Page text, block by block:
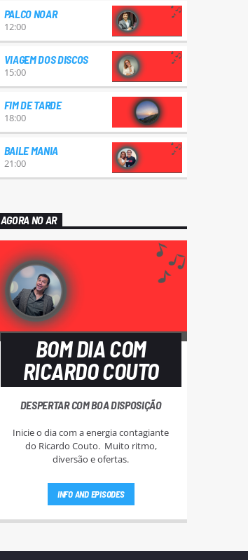
PALCO NOAR
12:00
VIAGEM DOS DISCOS
15:00
FIM DE TARDE
18:00
BAILE MANIA
21:00
AGORA NO AR
BOM DIA COM
RICARDO COUTO
DESPERTAR COM BOA DISPOSIÇÃO
Inicie o dia com a energia contagiante
do Ricardo Couto. Muito ritmo,
diversão e ofertas.
INFO AND EPISODES